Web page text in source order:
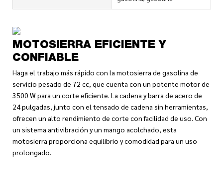
MOTOSIERRA EFICIENTE Y
CONFIABLE
Haga el trabajo más rápido con la motosierra de gasolina de
servicio pesado de 72 cc, que cuenta con un potente motor de
3500 W para un corte eficiente. La cadena y barra de acero de
24 pulgadas, junto con el tensado de cadena sin herramientas,
ofrecen un alto rendimiento de corte con facilidad de uso. Con
un sistema antivibración y un mango acolchado, esta
motosierra proporciona equilibrio y comodidad para un uso
prolongado.